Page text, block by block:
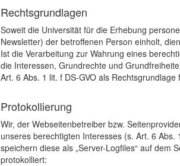
Rechtsgrundlagen
Soweit die Universität für die Erhebung
Newsletter) der betroffenen Person einholt,
Ist die Verarbeitung zur Wahrung eines
die Interessen, Grundrechte und
Art. 6 Abs. 1 lit. f DS-GVO als
Protokollierung
Wir, der Webseitenbetreiber bzw.
unseres berechtigten Interesses (s. Art. 6
speichern diese als „Server-Logfiles“ auf dem
protokolliert: